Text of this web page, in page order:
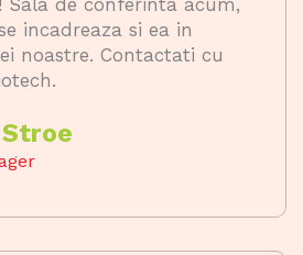
incadreaza si ea in
noastre. Contactati cu